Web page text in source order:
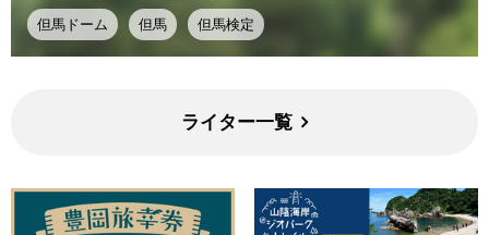
但馬ドーム 但馬 但馬検定
ライター一覧